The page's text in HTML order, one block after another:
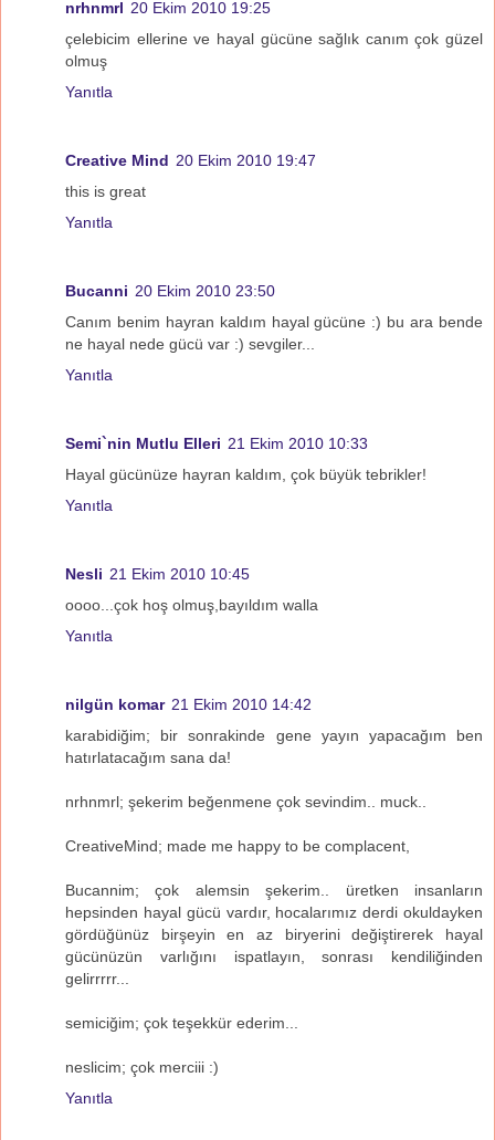
nrhnmrl 20 Ekim 2010 19:25
çelebicim ellerine ve hayal gücüne sağlık canım çok güzel
olmuş
Yanıtla
Creative Mind 20 Ekim 2010 19:47
this is great
Yanıtla
Bucanni 20 Ekim 2010 23:50
Canım benim hayran kaldım hayal gücüne :) bu ara bende
ne hayal nede gücü var :) sevgiler...
Yanıtla
Semi`nin Mutlu Elleri 21 Ekim 2010 10:33
Hayal gücünüze hayran kaldım, çok büyük tebrikler!
Yanıtla
Nesli 21 Ekim 2010 10:45
oooo...çok hoş olmuş,bayıldım walla
Yanıtla
nilgün komar 21 Ekim 2010 14:42
karabidiğim; bir sonrakinde gene yayın yapacağım ben
hatırlatacağım sana da!
nrhnmrl; şekerim beğenmene çok sevindim.. muck..
CreativeMind; made me happy to be complacent,
Bucannim; çok alemsin şekerim.. üretken insanların
hepsinden hayal gücü vardır, hocalarımız derdi okuldayken
gördüğünüz birşeyin en az biryerini değiştirerek hayal
gücünüzün varlığını ispatlayın, sonrası kendiliğinden
gelirrrrr...
semiciğim; çok teşekkür ederim...
neslicim; çok merciii :)
Yanıtla